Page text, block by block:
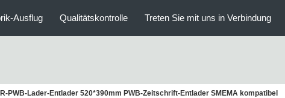
Ausflug Qualitätskontrolle Treten Sie mit uns in Verbindung
PWB-Lader-Entlader 520*390mm PWB-Zeitschrift-Entlader SMEMA kompatibel